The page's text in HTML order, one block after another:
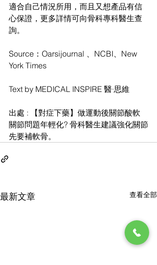
適合自己情況所用，而且又想產品有信
心保證，更多詳情可向骨科專科醫生查
詢。
Source：Oarsijournal 、NCBI、New
York Times
Text by MEDICAL INSPIRE 醫·思維
出處 : 【對症下藥】做運動後關節酸軟
關節問題年輕化? 骨科醫生建議強化關節
先要補軟骨。
最新文章 查看全部